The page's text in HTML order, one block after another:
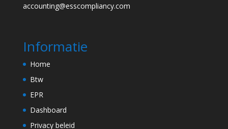
accounting@esscompliancy.com
Informatie
Home
Btw
EPR
Dashboard
Privacy beleid